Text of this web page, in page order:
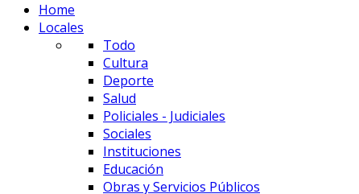
Home
Locales
Todo
Cultura
Deporte
Salud
Policiales - Judiciales
Sociales
Instituciones
Educación
Obras y Servicios Públicos